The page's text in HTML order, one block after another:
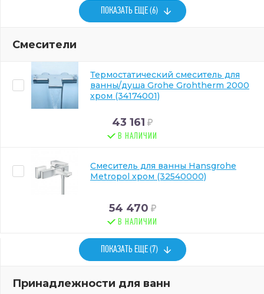
ПОКАЗАТЬ ЕЩЕ (6)
Смесители
Термостатический смеситель для
ванны/душа Grohe Grohtherm 2000
хром (34174001)
43 161
В НАЛИЧИИ
Смеситель для ванны Hansgrohe
Metropol хром (32540000)
54 470
В НАЛИЧИИ
ПОКАЗАТЬ ЕЩЕ (7)
Принадлежности для ванн